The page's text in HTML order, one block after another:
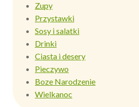
Zupy
Przystawki
Sosy i salatki
Drinki
Ciasta i desery
Pieczywo
Boze Narodzenie
Wielkanoc